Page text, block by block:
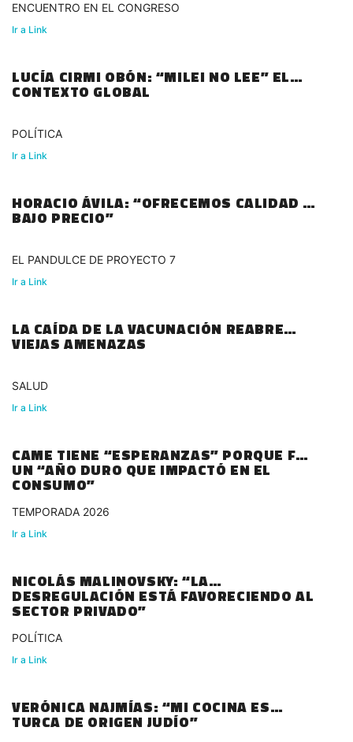
ENCUENTRO EN EL CONGRESO
Ir a Link
LUCÍA CIRMI OBÓN: “MILEI NO LEE” EL
CONTEXTO GLOBAL
POLÍTICA
Ir a Link
HORACIO ÁVILA: “OFRECEMOS CALIDAD A
BAJO PRECIO”
EL PANDULCE DE PROYECTO 7
Ir a Link
LA CAÍDA DE LA VACUNACIÓN REABRE
VIEJAS AMENAZAS
SALUD
Ir a Link
CAME TIENE “ESPERANZAS” PORQUE FUE
UN “AÑO DURO QUE IMPACTÓ EN EL
CONSUMO”
TEMPORADA 2026
Ir a Link
NICOLÁS MALINOVSKY: “LA
DESREGULACIÓN ESTÁ FAVORECIENDO AL
SECTOR PRIVADO”
POLÍTICA
Ir a Link
VERÓNICA NAJMÍAS: “MI COCINA ES
TURCA DE ORIGEN JUDÍO”